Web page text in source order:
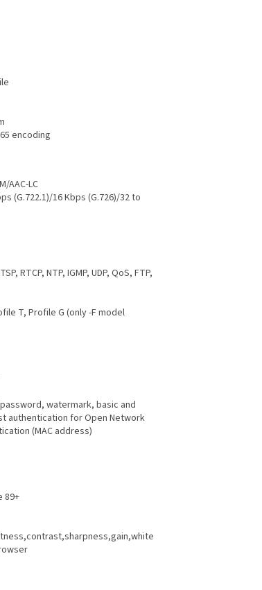
encoding
AAC-LC
(G.722.1)/16 Kbps (G.726)/32 to
RTCP, NTP, IGMP, UDP, QoS, FTP,
T, Profile G (only -F model
watermark, basic and
authentication for Open Network
(MAC address)
89+